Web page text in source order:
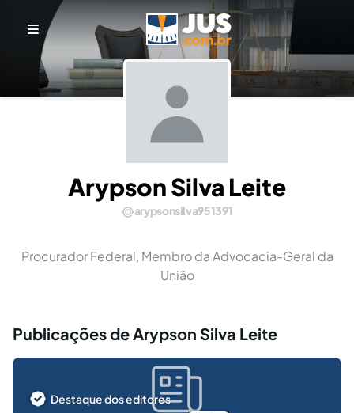
Arypson Silva Leite
arypsonsilva951391
Procurador Federal, Membro da Advocacia-Geral da
União
Publicações de Arypson Silva Leite
Destaque dos editores